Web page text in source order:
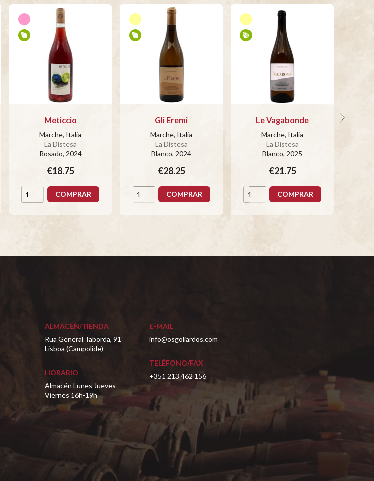
Meticcio
Marche, Italia
La Distesa
Rosado, 2024
€18.75
COMPRAR
Gli Eremi
Marche, Italia
La Distesa
Blanco, 2024
€28.25
COMPRAR
Le Vagabonde
Marche, Italia
La Distesa
Blanco, 2025
€21.75
COMPRAR
ALMACÉN/TIENDA
Rua General Taborda, 91
Lisboa (Campolide)
HORARIO
Almacén Lunes Jueves
Viernes 16h-19h
E-MAIL
info@osgoliardos.com
TELÉFONO/FAX
+351 213 462 156